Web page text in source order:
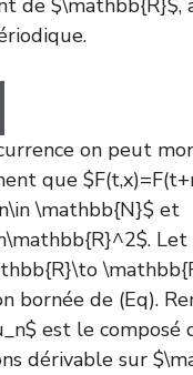
de $\mathbb{R}$,
on peut
que
\mathbb{N}$ et
Let
bornée de (Eq).
est le composé
dérivable sur